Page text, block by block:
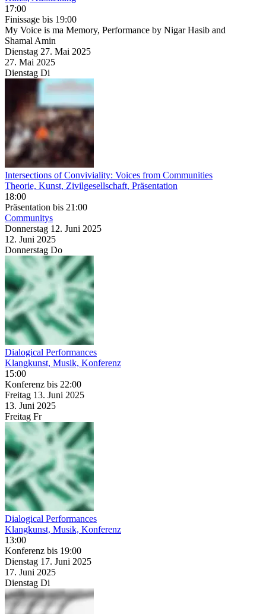
17:00
Finissage bis 19:00
My Voice is ma Memory, Performance by Nigar Hasib and
Shamal Amin
Dienstag 27. Mai 2025
27. Mai 2025
Dienstag Di
Intersections of Conviviality: Voices from Communities
Theorie, Kunst, Zivilgesellschaft, Präsentation
18:00
Präsentation bis 21:00
Communitys
Donnerstag 12. Juni 2025
12. Juni 2025
Donnerstag Do
Dialogical Performances
Klangkunst, Musik, Konferenz
15:00
Konferenz bis 22:00
Freitag 13. Juni 2025
13. Juni 2025
Freitag Fr
Dialogical Performances
Klangkunst, Musik, Konferenz
13:00
Konferenz bis 19:00
Dienstag 17. Juni 2025
17. Juni 2025
Dienstag Di